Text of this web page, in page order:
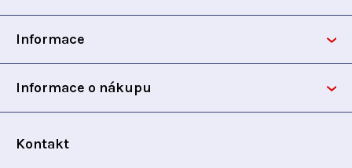
p
Informace
Informace o nákupu
Kontakt